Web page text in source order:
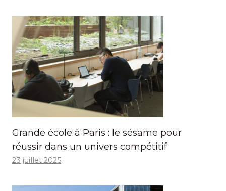
Grande école à Paris : le sésame pour
réussir dans un univers compétitif
23 juillet 2025